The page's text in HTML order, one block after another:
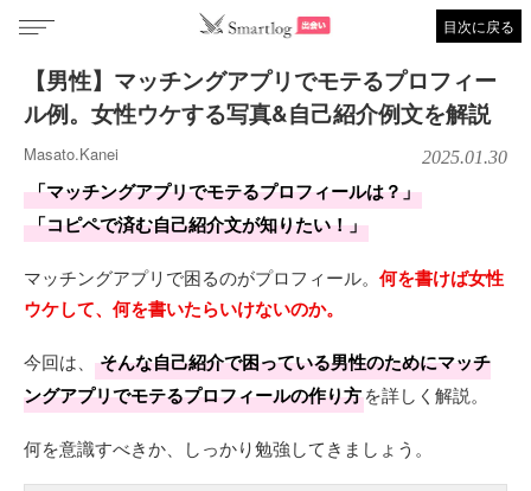
目次に戻る
【男性】マッチングアプリでモテるプロフィー
ル例。女性ウケする写真&自己紹介例文を解説
Masato.Kanei 2025.01.30
「マッチングアプリでモテるプロフィールは？」
「コピペで済む自己紹介文が知りたい！」
マッチングアプリで困るのがプロフィール。 何を書けば女性
ウケして、何を書いたらいけないのか。
今回は、
そんな自己紹介で困っている男性のためにマッチ
ングアプリでモテるプロフィールの作り方を詳しく解説。
何を意識すべきか、しっかり勉強してきましょう。